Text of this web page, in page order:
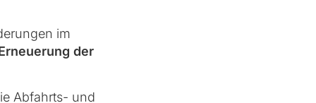
im
der
Abfahrts- und